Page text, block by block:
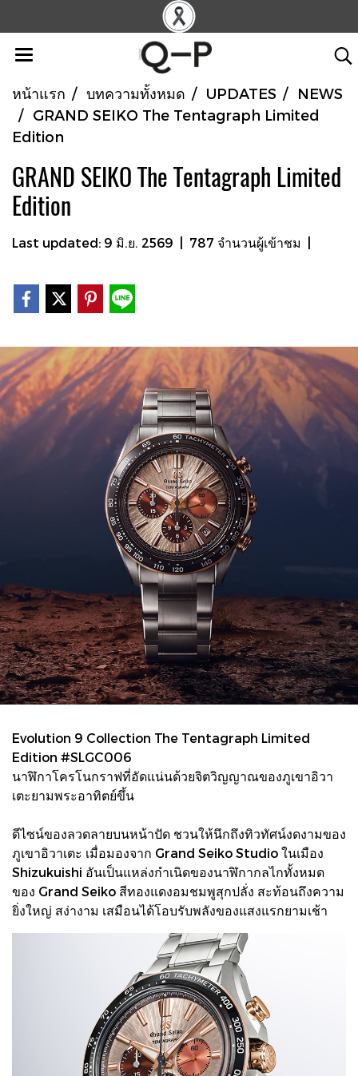
หน้าแรก บทความทั้งหมด UPDATES
NEWS
GRAND SEIKO The Tentagraph Limited
Edition
GRAND SEIKO The Tentagraph Limited
Edition
Last updated: 9 มิ.ย. 2569 787 จำนวนผู้เข้าชม
Evolution 9 Collection The Tentagraph Limited
Edition #SLGC006
นาฬิกาโครโนกราฟที่อัดแน่นด้วยจิตวิญญาณของภูเขาอิวา
เตะยามพระอาทิตย์ขึ้น
ดีไซน์ของลวดลายบนหน้าปัด ชวนให้นึกถึงทิวทัศน์งดงามของ
ภูเขาอิวาเตะ เมื่อมองจาก Grand Seiko Studio ในเมือง
Shizukuishi อันเป็นแหล่งกำเนิดของนาฬิกากลไกทั้งหมด
ของ Grand Seiko สีทองแดงอมชมพูสุกปลั่ง สะท้อนถึงความ
ยิ่งใหญ่ สง่างาม เสมือนได้โอบรับพลังของแสงแรกยามเช้า